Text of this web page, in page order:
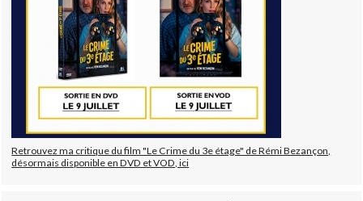
Retrouvez ma critique du film "Le Crime du 3e étage" de Rémi Bezançon,
désormais disponible en DVD et VOD, ici